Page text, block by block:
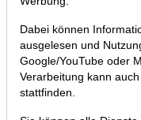
16.12.2020 um 22:56 Uhr
Dabei können
ausgelesen und
Google/YouTube oder
Verarbeitung kann
stattfinden.